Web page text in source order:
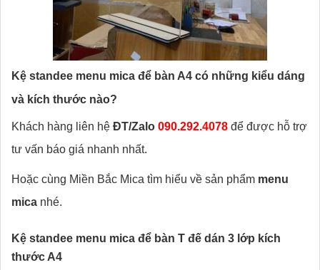
Kệ standee menu mica để bàn A4 có những kiểu dáng
và kích thước nào?
Khách hàng liên hệ ĐT/Zalo 090.292.4078 để được hỗ trợ
tư vấn báo giá nhanh nhất.
Hoặc cùng Miền Bắc Mica tìm hiểu về sản phẩm menu
mica nhé.
Kệ standee menu mica để bàn T đế dán 3 lớp kích
thước A4